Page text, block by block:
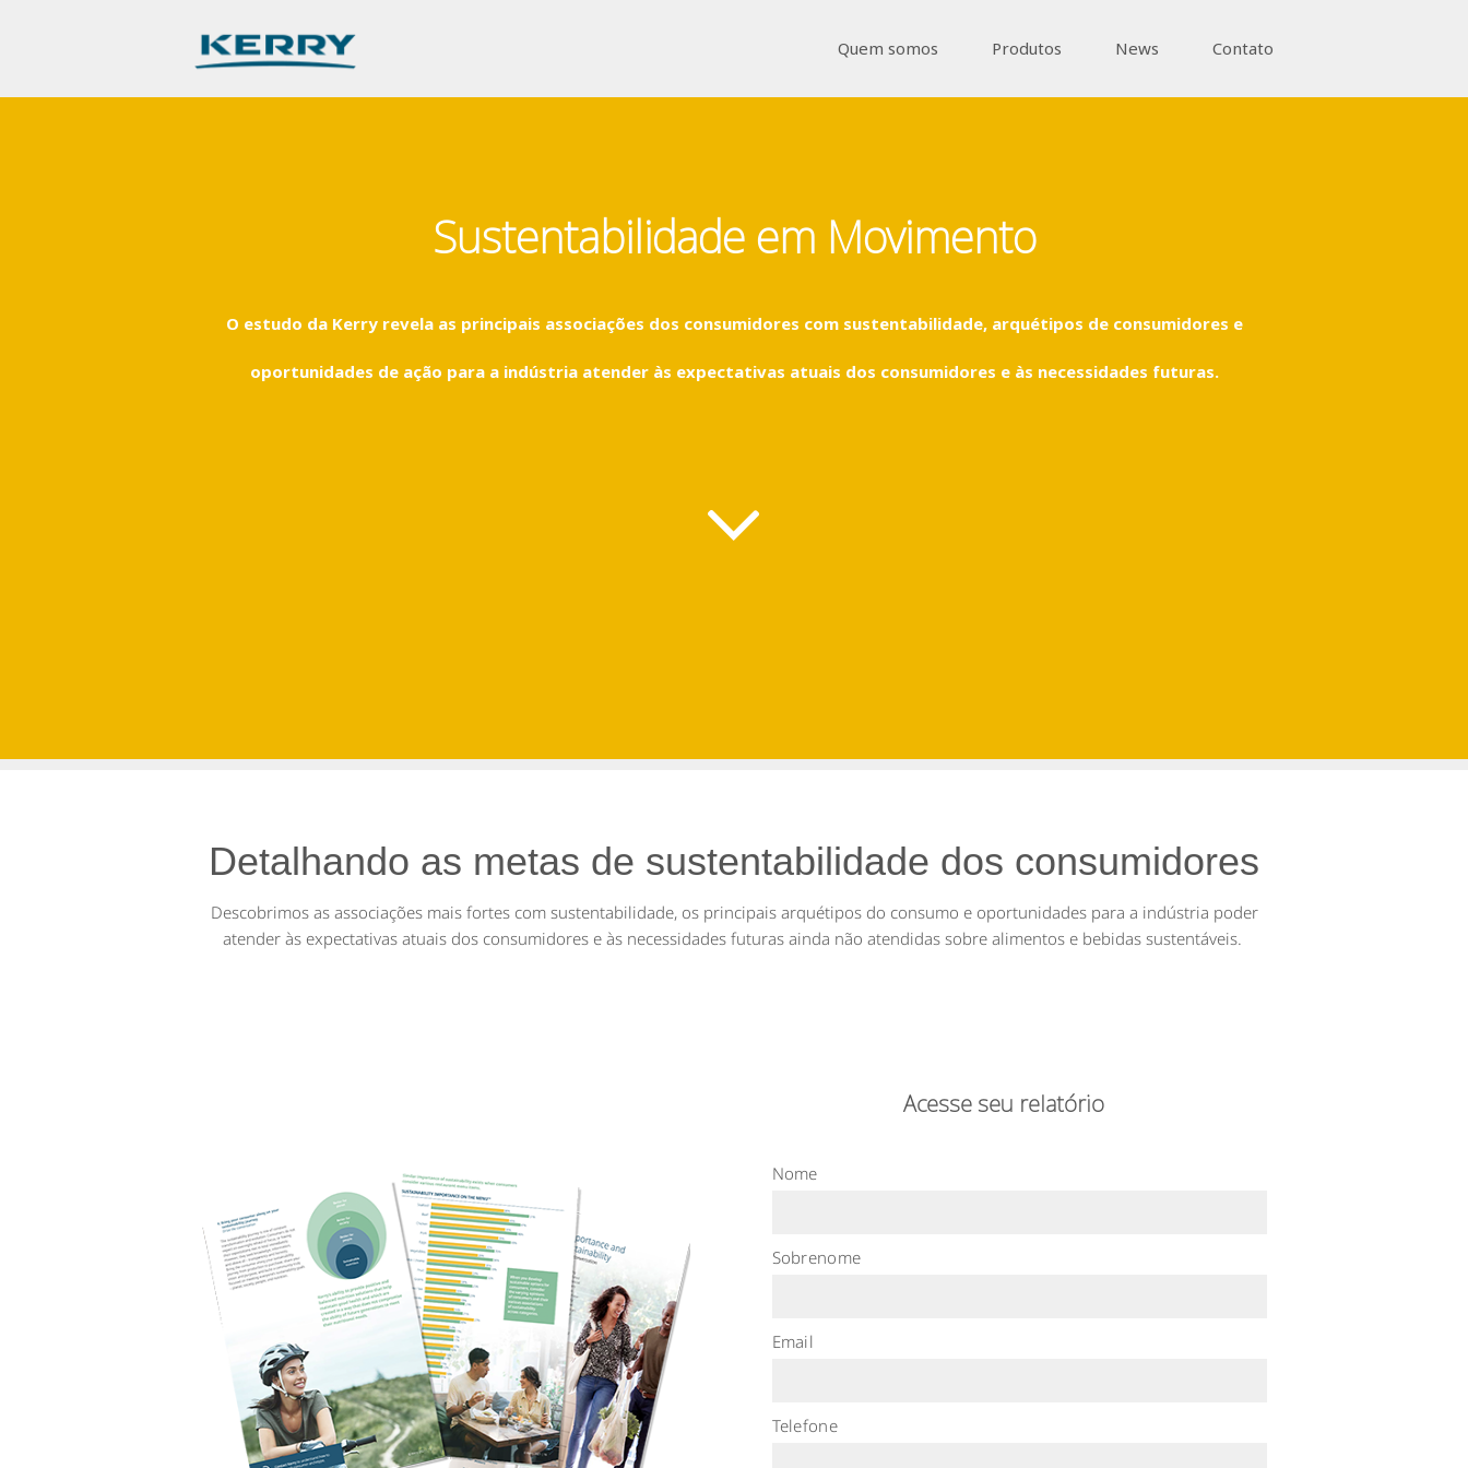
Quem somos Produtos News Contato
Sustentabilidade em Movimento
O estudo da Kerry revela as principais associações dos consumidores com sustentabilidade, arquétipos de consumidores e
oportunidades de ação para a indústria atender às expectativas atuais dos consumidores e às necessidades futuras.
Detalhando as metas de sustentabilidade dos consumidores
Descobrimos asassociações mais fortescom sustentabilidade, os principais arquétipos do consumo e oportunidades para a indústria poder
atender às expectativas atuais dos consumidores e às necessidades futuras ainda não atendidas sobre alimentos e bebidas sustentáveis.
Acesse seu relatório
Nome
Sobrenome
Email
Telefone